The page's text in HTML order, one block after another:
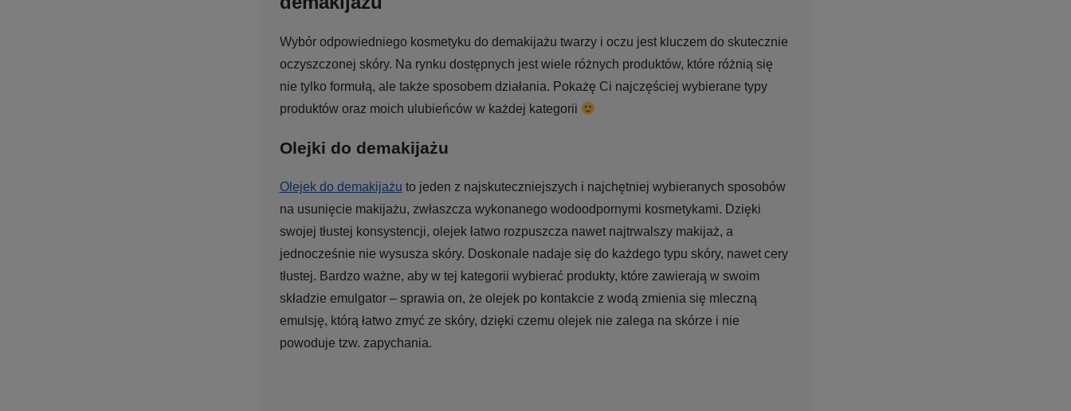
Wybór odpowiedniego kosmetyku do demakijażu twarzy i oczu jest kluczem do skutecznie
oczyszczonej skóry. Na rynku dostępnych jest wiele różnych produktów, które różnią się
nie tylko formułą, ale także sposobem działania. Pokażę Ci najczęściej wybierane typy
produktów oraz moich ulubieńców w każdej kategorii
Olejki do demakijażu
Olejek do demakijażu to jeden z najskuteczniejszych i najchętniej wybieranych sposobów
na usunięcie makijażu, zwłaszcza wykonanego wodoodpornymi kosmetykami. Dzięki
swojej tłustej konsystencji, olejek łatwo rozpuszcza nawet najtrwalszy makijaż, a
jednocześnie nie wysusza skóry. Doskonale nadaje się do każdego typu skóry, nawet cery
tłustej. Bardzo ważne, aby w tej kategorii wybierać produkty, które zawierają w swoim
składzie emulgator – sprawia on, że olejek po kontakcie z wodą zmienia się mleczną
emulsję, którą łatwo zmyć ze skóry, dzięki czemu olejek nie zalega na skórze i nie
powoduje tzw. zapychania.